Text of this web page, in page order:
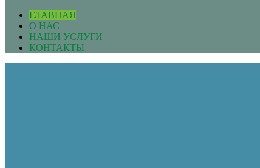
ГЛАВНАЯ
О НАС
НАШИ УСЛУГИ
КОНТАКТЫ